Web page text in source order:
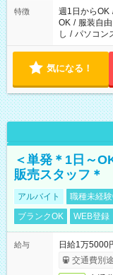
特徴 週1日からOK
OK / 服装自由
し / パソコン
気になる！
＜単発＊1日～
販売スタッフ＊
アルバイト 職種未経
ブランクOK
WEB登録
給与
日給1万5000
交通費別